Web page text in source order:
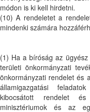
módon is ki kell hirdetni.
(10) A rendeletet a
mindenki számára
(1) Ha a bíróság az
területi önkormányzati
önkormányzati rendelet és
államigazgatási
kibocsátott rendelet
minisztériumok és az